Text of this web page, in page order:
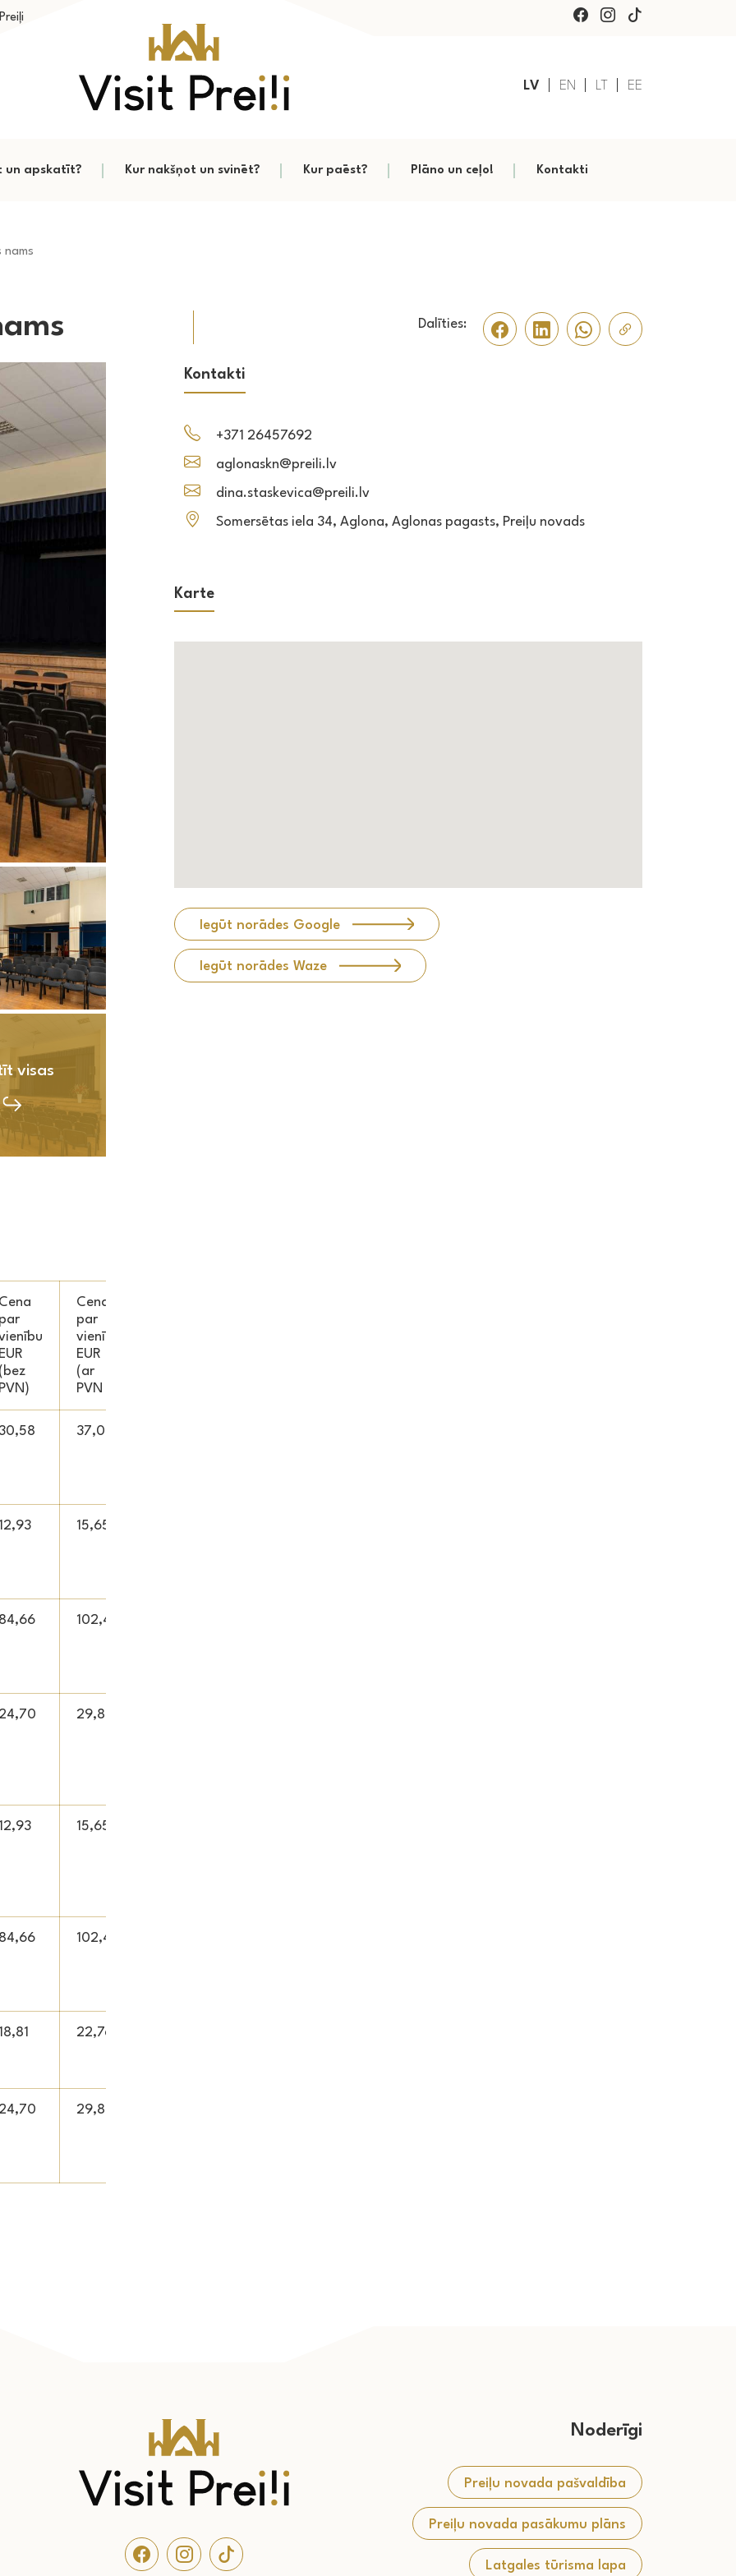
LV EN LT EE
un apskatīt? Kur nakšņot un svinēt? Kur paēst? Plāno un ceļo! Kontakti
nams
Dalīties:
visas
Cena
par
vienību
EUR
(ar
PVN
37,00
15,65
102,44
29,89
15,65
102,44
22,76
29,89
Kontakti
+371 26457692
aglonaskn@preili.lv
dina.staskevica@preili.lv
Somersētas iela 34, Aglona, Aglonas pagasts, Preiļu novads
Karte
Iegūt norādes Google
Iegūt norādes Waze
Noderīgi
Preiļu novada pašvaldība
Preiļu novada pasākumu plāns
Latgales tūrisma lapa